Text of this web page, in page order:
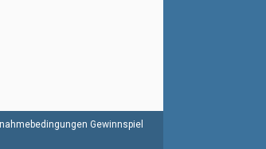
Gewinnspiel